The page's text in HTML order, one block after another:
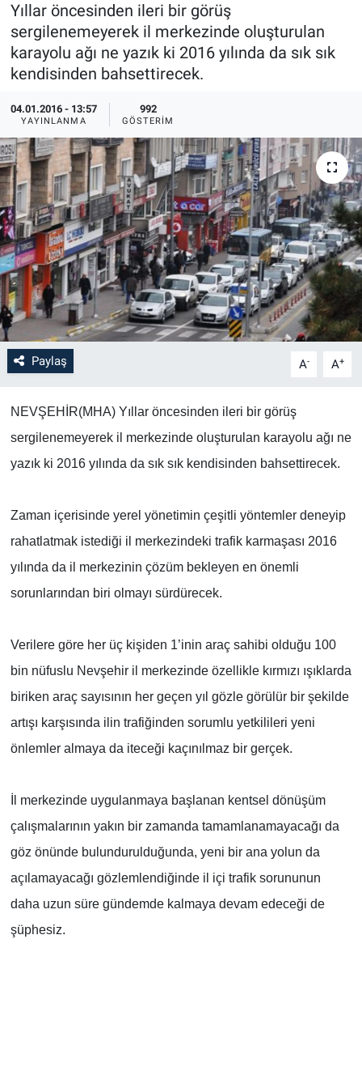
Yıllar öncesinden ileri bir görüş
sergilenemeyerek il merkezinde oluşturulan
karayolu ağı ne yazık ki 2016 yılında da sık sık
kendisinden bahsettirecek.
04.01.2016 - 13:57
YAYINLANMA
992
GÖSTERIM
Paylaş A- A+
NEVŞEHİR(MHA) Yıllar öncesinden ileri bir görüş
sergilenemeyerek il merkezinde oluşturulan karayolu ağı ne
yazık ki 2016 yılında da sık sık kendisinden bahsettirecek.
Zaman içerisinde yerel yönetimin çeşitli yöntemler deneyip
rahatlatmak istediği il merkezindeki trafik karmaşası 2016
yılında da il merkezinin çözüm bekleyen en önemli
sorunlarından biri olmayı sürdürecek.
Verilere göre her üç kişiden 1’inin araç sahibi olduğu 100
bin nüfuslu Nevşehir il merkezinde özellikle kırmızı ışıklarda
biriken araç sayısının her geçen yıl gözle görülür bir şekilde
artışı karşısında ilin trafiğinden sorumlu yetkilileri yeni
önlemler almaya da iteceği kaçınılmaz bir gerçek.
İl merkezinde uygulanmaya başlanan kentsel dönüşüm
çalışmalarının yakın bir zamanda tamamlanamayacağı da
göz önünde bulundurulduğunda, yeni bir ana yolun da
açılamayacağı gözlemlendiğinde il içi trafik sorununun
daha uzun süre gündemde kalmaya devam edeceği de
şüphesiz.
Sağlık
Yerel
Genel
Asayiş
İlan - Duyuru- Mesaj
Türkiye Gündemi
Sizden Gelenler
Yaşam
Sağlık
Eğitim
Kültür
3.Sayfa
Medya
Bilim-Tek
Teknoloji
Kayseri
Niğde
Kırşehir
Yerel
Genel
Politika
Magazin
Çevre
İlan - Duyuru- Mesaj
Türkiye Gündemi
Sizden Gelenler